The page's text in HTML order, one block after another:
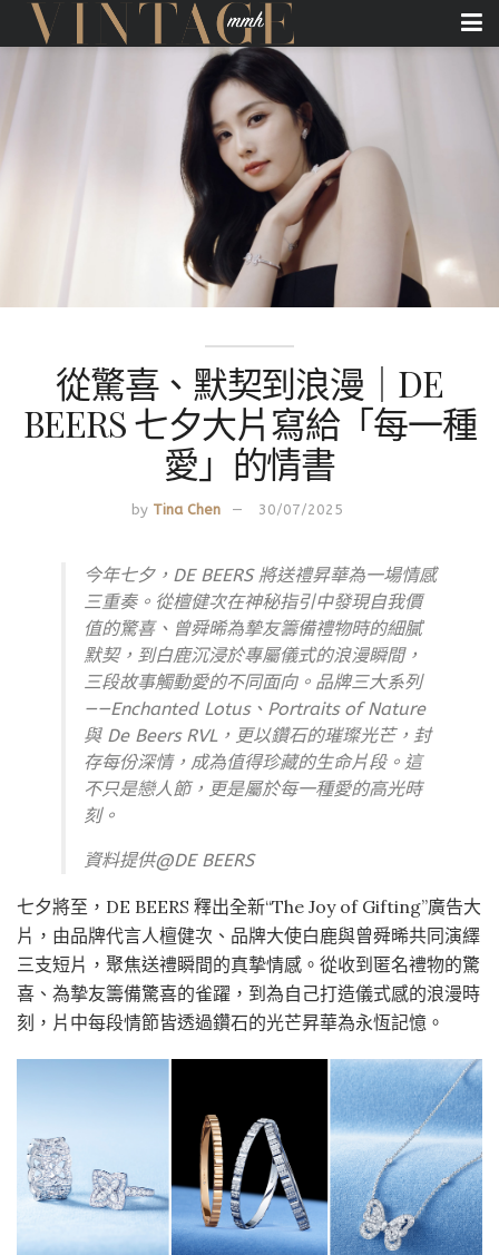
從驚喜、默契到浪漫｜DE
BEERS 七夕大片寫給「每一種
愛」的情書
by Tina Chen 30/07/2025
今年七夕，DE BEERS 將送禮昇華為一場情感
三重奏。從檀健次在神秘指引中發現自我價
值的驚喜、曾舜晞為摯友籌備禮物時的細膩
默契，到白鹿沉浸於專屬儀式的浪漫瞬間，
三段故事觸動愛的不同面向。品牌三大系列
——Enchanted Lotus、Portraits of Nature
與 De Beers RVL，更以鑽石的璀璨光芒，封
存每份深情，成為值得珍藏的生命片段。這
不只是戀人節，更是屬於每一種愛的高光時
刻。
資料提供@DE BEERS
七夕將至，DE BEERS 釋出全新“The Joy of Gifting”廣告大
片，由品牌代言人檀健次、品牌大使白鹿與曾舜晞共同演繹
三支短片，聚焦送禮瞬間的真摯情感。從收到匿名禮物的驚
喜、為摯友籌備驚喜的雀躍，到為自己打造儀式感的浪漫時
刻，片中每段情節皆透過鑽石的光芒昇華為永恆記憶。